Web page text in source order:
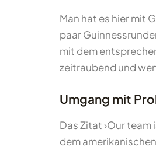
Man hat es hier mit
paar
mit dem
zeitraubend und
Umgang mit
Das Zitat ›Our
dem